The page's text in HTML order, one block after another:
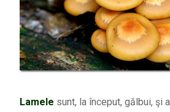
Lamele sunt, la început, gălbui, şi